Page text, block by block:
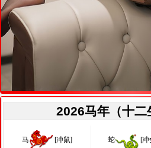
2026马年（十二
马 [冲鼠] 蛇 [冲